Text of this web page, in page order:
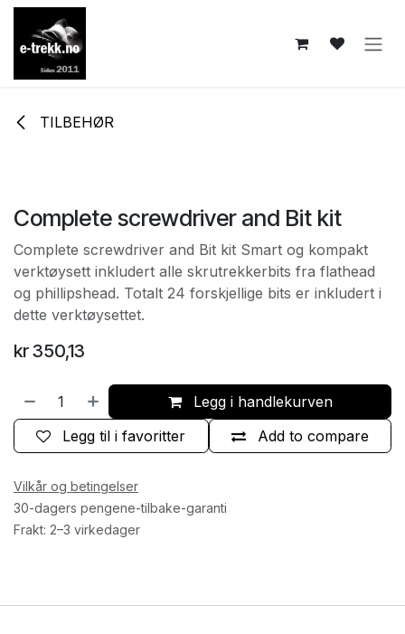
Skip to Content
TILBEHØR
Complete screwdriver and Bit kit
Complete screwdriver and Bit kit Smart og kompakt
verktøysett inkludert alle skrutrekkerbits fra flathead
og phillipshead. Totalt 24 forskjellige bits er inkludert i
dette verktøysettet.
kr350,13
Legg i handlekurven
Add to compare
Legg til i favoritter
Vilkår og betingelser
30-dagers pengene-tilbake-garanti
Frakt: 2–3 virkedager